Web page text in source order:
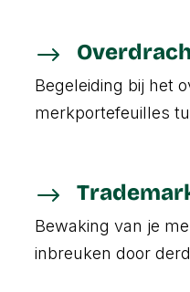
$
Begeleiding bij het
merkportefeuilles
$
Bewaking van je
inbreuken door